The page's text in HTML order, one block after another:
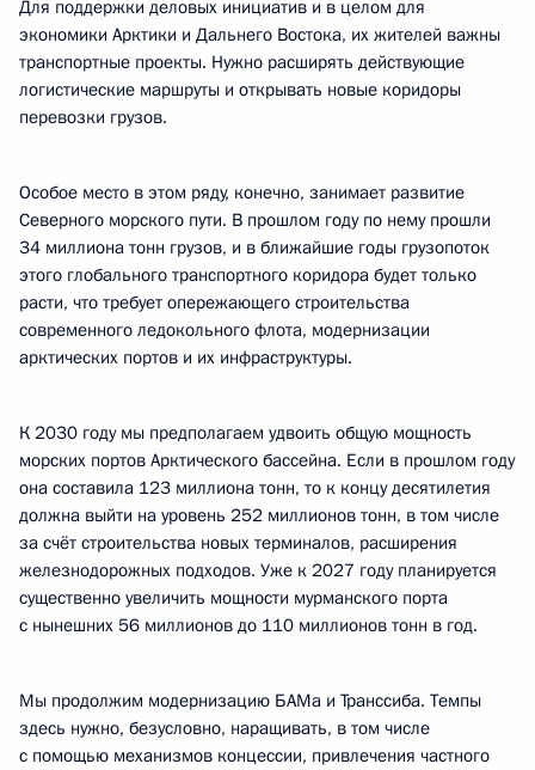
Для поддержки деловых инициатив и в целом для
экономики Арктики и Дальнего Востока, их жителей важны
транспортные проекты. Нужно расширять действующие
логистические маршруты и открывать новые коридоры
перевозки грузов.
Особое место в этом ряду, конечно, занимает развитие
Северного морского пути. В прошлом году по нему прошли
34 миллиона тонн грузов, и в ближайшие годы грузопоток
этого глобального транспортного коридора будет только
расти, что требует опережающего строительства
современного ледокольного флота, модернизации
арктических портов и их инфраструктуры.
К 2030 году мы предполагаем удвоить общую мощность
морских портов Арктического бассейна. Если в прошлом году
она составила 123 миллиона тонн, то к концу десятилетия
должна выйти на уровень 252 миллионов тонн, в том числе
за счёт строительства новых терминалов, расширения
железнодорожных подходов. Уже к 2027 году планируется
существенно увеличить мощности мурманского порта
с нынешних 56 миллионов до 110 миллионов тонн в год.
Мы продолжим модернизацию БАМа и Транссиба. Темпы
здесь нужно, безусловно, наращивать, в том числе
с помощью механизмов концессии, привлечения частного